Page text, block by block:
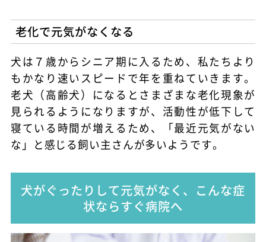
老化で元気がなくなる
犬は７歳からシニア期に入るため、私たちより
もかなり速いスピードで年を重ねていきます。
老犬（高齢犬）になるとさまざまな老化現象が
見られるようになりますが、活動性が低下して
寝ている時間が増えるため、「最近元気がない
な」と感じる飼い主さんが多いようです。
犬がぐったりして元気がなく、こんな症
状ならすぐ病院へ